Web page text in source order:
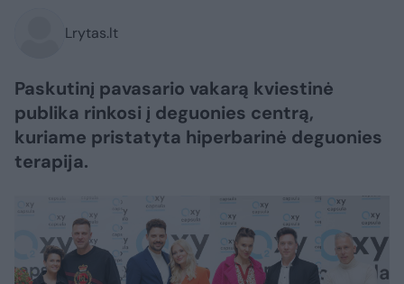
Lrytas.lt
Paskutinį pavasario vakarą kviestinė
publika rinkosi į deguonies centrą,
kuriame pristatyta hiperbarinė deguonies
terapija.